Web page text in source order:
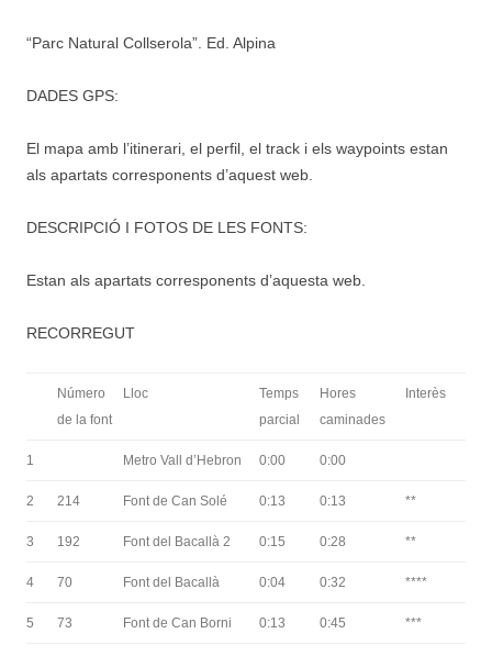
“Parc Natural Collserola”. Ed. Alpina
DADES GPS:
El mapa amb l’itinerari, el perfil, el track i els waypoints estan
als apartats corresponents d’aquest web.
DESCRIPCIÓ I FOTOS DE LES FONTS:
Estan als apartats corresponents d’aquesta web.
RECORREGUT
Número
de la font
Lloc
Temps
parcial
Hores
caminades
Interès
1 Metro Vall d’Hebron 0:00 0:00
2 214 Font de Can Solé 0:13 0:13 **
3 192 Font del Bacallà 2 0:15 0:28 **
4 70 Font del Bacallà 0:04 0:32 ****
5 73 Font de Can Borni 0:13 0:45 ***